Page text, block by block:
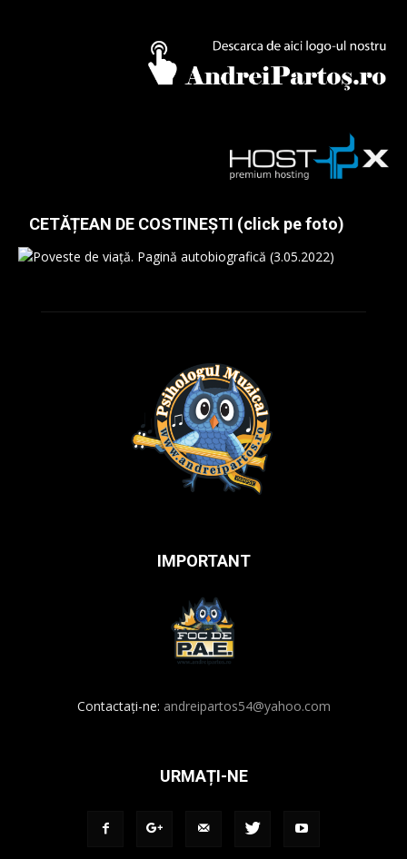
CETĂȚEAN DE COSTINEȘTI (click pe foto)
IMPORTANT
Contactați-ne: andreipartos54@yahoo.com
URMAȚI-NE